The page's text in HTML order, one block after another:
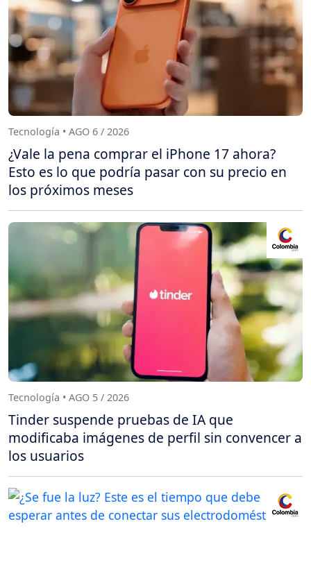
Tecnología • AGO 6 / 2026
¿Vale la pena comprar el iPhone 17 ahora?
Esto es lo que podría pasar con su precio en
los próximos meses
Tecnología • AGO 5 / 2026
Tinder suspende pruebas de IA que
modificaba imágenes de perfil sin convencer a
los usuarios